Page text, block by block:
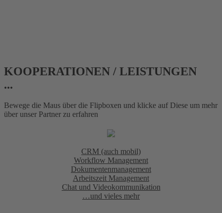
KOOPERATIONEN / LEISTUNGEN
...
Bewege die Maus über die Flipboxen und klicke auf Diese um mehr
über unser Partner zu erfahren
CRM (auch mobil)
Workflow Management
Dokumentenmanagement
Arbeitszeit Management
Chat und Videokommunikation
…und vieles mehr